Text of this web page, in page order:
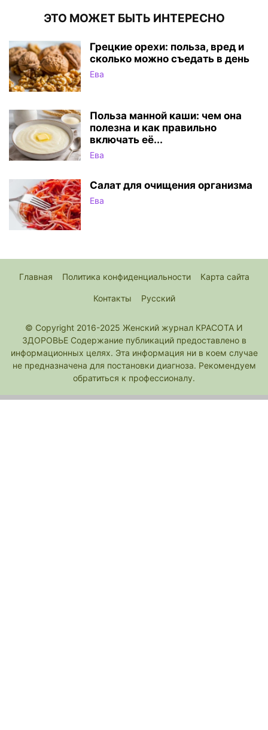
ЭТО МОЖЕТ БЫТЬ ИНТЕРЕСНО
Грецкие орехи: польза, вред и
сколько можно съедать в день
Ева
Польза манной каши: чем она
полезна и как правильно
включать её...
Ева
Салат для очищения организма
Ева
Главная Политика конфиденциальности Карта сайта
Контакты Русский
© Copyright 2016-2025 Женский журнал КРАСОТА И
ЗДОРОВЬЕ Содержание публикаций предоставлено в
информационных целях. Эта информация ни в коем случае
не предназначена для постановки диагноза. Рекомендуем
обратиться к профессионалу.